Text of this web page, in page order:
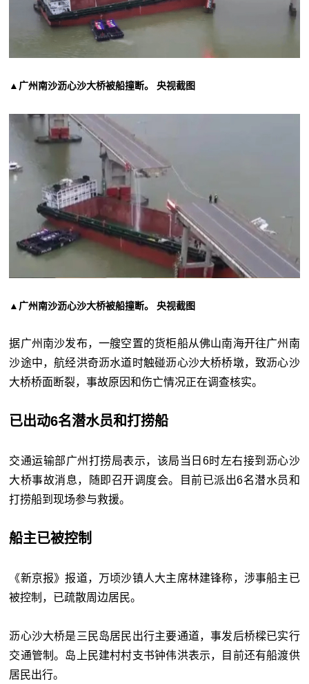
▲广州南沙沥心沙大桥被船撞断。 央视截图
▲广州南沙沥心沙大桥被船撞断。 央视截图
据广州南沙发布，一艘空置的货柜船从佛山南海开往广州南
沙途中，航经洪奇沥水道时触碰沥心沙大桥桥墩，致沥心沙
大桥桥面断裂，事故原因和伤亡情况正在调查核实。
已出动6名潜水员和打捞船
交通运输部广州打捞局表示，该局当日6时左右接到沥心沙
大桥事故消息，随即召开调度会。目前已派出6名潜水员和
打捞船到现场参与救援。
船主已被控制
《新京报》报道，万顷沙镇人大主席林建锋称，涉事船主已
被控制，已疏散周边居民。
沥心沙大桥是三民岛居民出行主要通道，事发后桥樑已实行
交通管制。岛上民建村村支书钟伟洪表示，目前还有船渡供
居民出行。